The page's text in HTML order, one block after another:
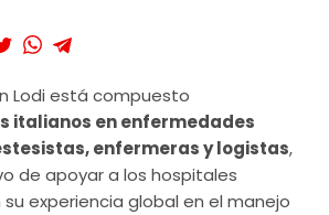
Lodi está compuesto
italianos en enfermedades
enfermeras y logistas,
de apoyar a los hospitales
experiencia global en el manejo